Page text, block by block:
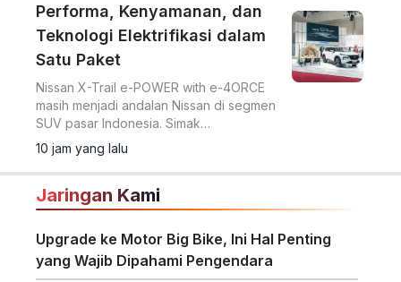
Performa, Kenyamanan, dan
Teknologi Elektrifikasi dalam
Satu Paket
Nissan X-Trail e-POWER with e-4ORCE
masih menjadi andalan Nissan di segmen
SUV pasar Indonesia. Simak
keunggulannya.
10 jam yang lalu
Jaringan Kami
Upgrade ke Motor Big Bike, Ini Hal Penting
yang Wajib Dipahami Pengendara